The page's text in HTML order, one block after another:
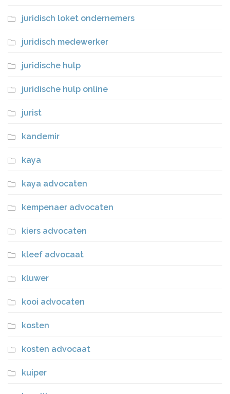
juridisch loket ondernemers
juridisch medewerker
juridische hulp
juridische hulp online
jurist
kandemir
kaya
kaya advocaten
kempenaer advocaten
kiers advocaten
kleef advocaat
kluwer
kooi advocaten
kosten
kosten advocaat
kuiper